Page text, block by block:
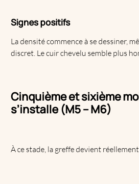
Signes positifs
La densité commence à se dessiner,
discret. Le cuir chevelu semble plus
Cinquième et sixième
s’installe (M5 – M6)
À ce stade, la greffe devient